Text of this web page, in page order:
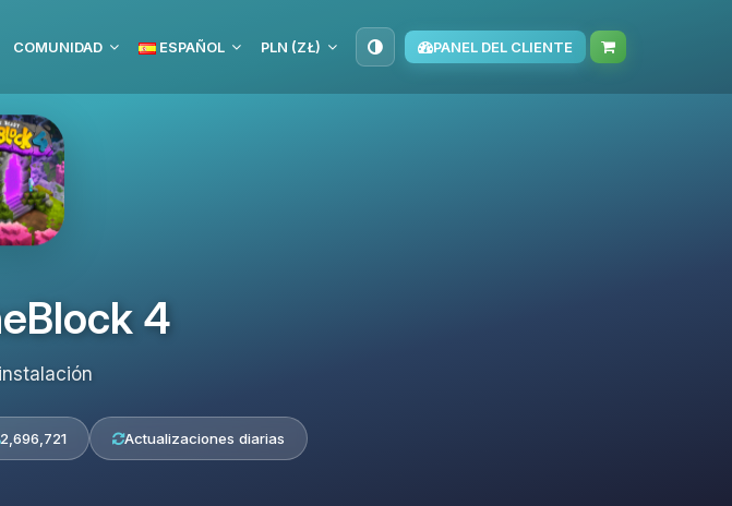
COMUNIDAD ESPAÑOL PLN (ZŁ) PANEL DEL CLIENTE
4
2,696,721 Actualizaciones diarias